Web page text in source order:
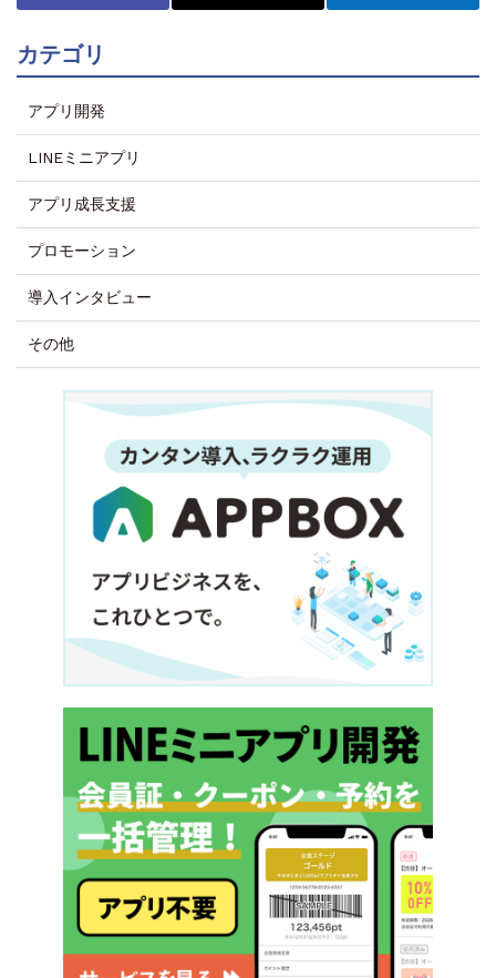
カテゴリ
アプリ開発
LINEミニアプリ
アプリ成長支援
プロモーション
導入インタビュー
その他